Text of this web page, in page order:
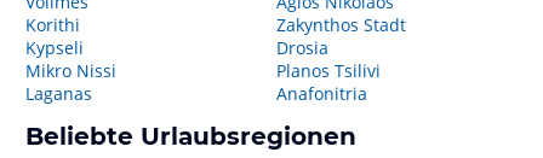
Korithi
Kypseli
Mikro Nissi
Laganas
Zakynthos Stadt
Drosia
Planos Tsilivi
Anafonitria
Beliebte Urlaubsregionen